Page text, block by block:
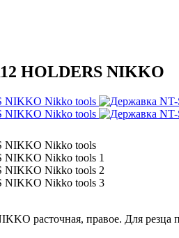
HOLDERS NIKKO
расточная, правое. Для